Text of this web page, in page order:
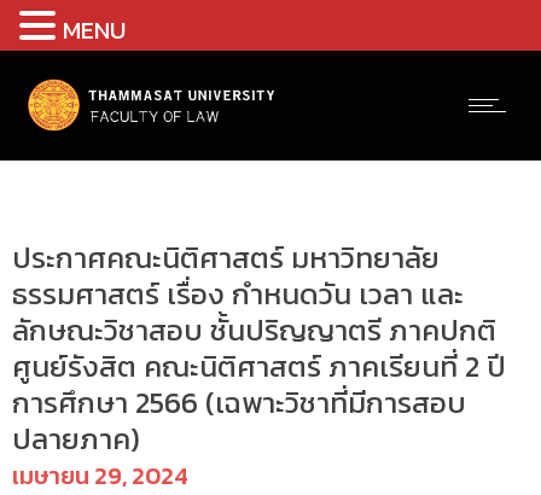
ประกาศคณะนิติศาสตร์ มหาวิทยาลัย
ธรรมศาสตร์ เรื่อง กำหนดวัน เวลา และ
ลักษณะวิชาสอบ ชั้นปริญญาตรี ภาคปกติ
ศูนย์รังสิต คณะนิติศาสตร์ ภาคเรียนที่ 2 ปี
การศึกษา 2566 (เฉพาะวิชาที่มีการสอบ
ปลายภาค)
เมษายน 29, 2024
MENU